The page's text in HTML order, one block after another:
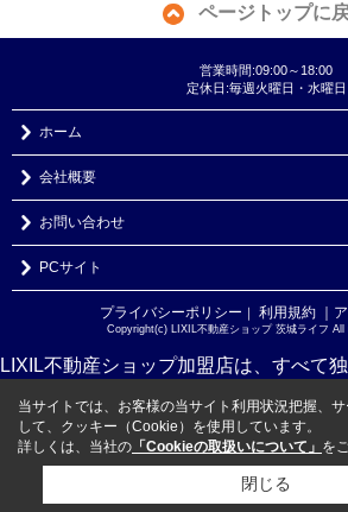
ページトップに
営業時間:09:00～18:00
定休日:毎週火曜日・水曜日
ホーム
会社概要
お問い合わせ
PCサイト
プライバシーポリシー ｜ 利用規約 ｜
Copyright(c) LIXIL不動産ショップ 茨城ライフ All
LIXIL不動産ショップ加盟店は、すべて
当サイトでは、お客様の当サイト利用状況把握、
して、クッキー（Cookie）を使用しています。
詳しくは、当社の 「Cookieの取扱いについて」 を
閉じる